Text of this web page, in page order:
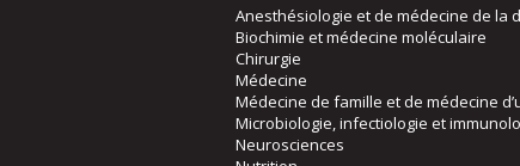
Anesthésiologie et de médecine de la
Biochimie et médecine moléculaire
Chirurgie
Médecine
Médecine de famille et de médecine
Microbiologie, infectiologie et
Neurosciences